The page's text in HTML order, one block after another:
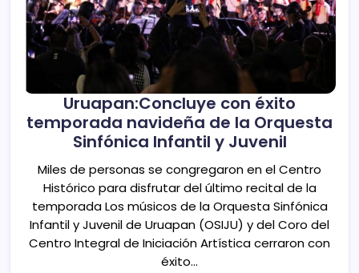
Uruapan:Concluye con éxito
temporada navideña de la Orquesta
Sinfónica Infantil y Juvenil
Miles de personas se congregaron en el Centro
Histórico para disfrutar del último recital de la
temporada Los músicos de la Orquesta Sinfónica
Infantil y Juvenil de Uruapan (OSIJU) y del Coro del
Centro Integral de Iniciación Artística cerraron con
éxito…